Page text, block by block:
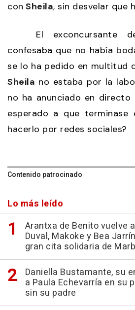
con Sheila, sin desvelar que
El exconcursante
confesaba que no había
se lo ha pedido en multitud
Sheila no estaba por la
no ha anunciado en
esperado a que terminase
hacerlo por redes sociales?
Contenido patrocinado
Lo más leído
Arantxa de Benito vuelve
Duval, Makoke y Bea
gran cita solidaria de
Daniella Bustamante, su
a Paula Echevarría en su
sin su padre